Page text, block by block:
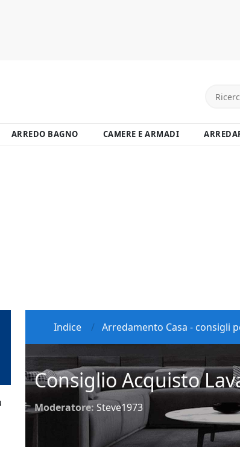
ARREDO BAGNO CAMERE E ARMADI
Indice Arredamento Casa - consigli
Consiglio Acquisto
Moderatore: Steve1973